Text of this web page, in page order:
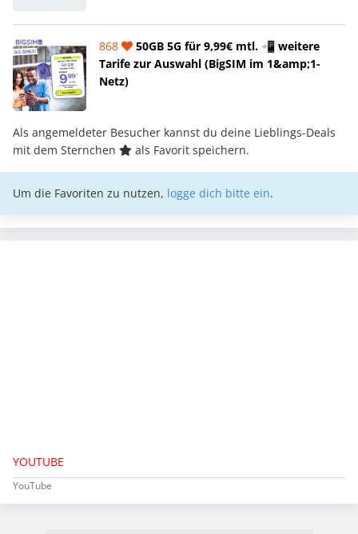
868
50GB 5G für 9,99€ mtl. 📲 weitere
Tarife zur Auswahl (BigSIM im 1&amp;1-
Netz)
Als angemeldeter Besucher kannst du deine Lieblings-Deals
mit dem Sternchen
als Favorit speichern.
Um die Favoriten zu nutzen, logge dich bitte ein.
YOUTUBE
YouTube